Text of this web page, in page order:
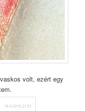
volt, ezért egy